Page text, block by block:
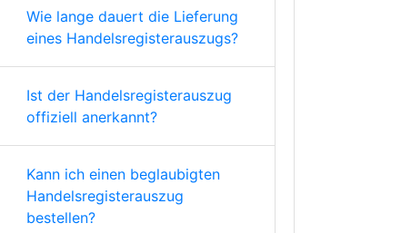
Wie lange dauert die Lieferung
eines Handelsregisterauszugs?
Ist der Handelsregisterauszug
offiziell anerkannt?
Kann ich einen beglaubigten
Handelsregisterauszug
bestellen?